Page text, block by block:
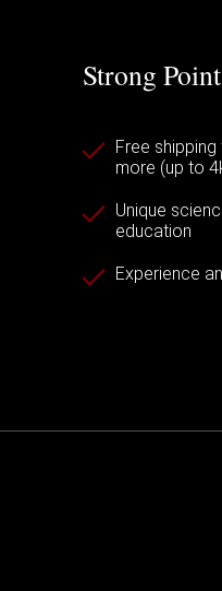
Strong
Free
more (up to
Unique
education
Experience